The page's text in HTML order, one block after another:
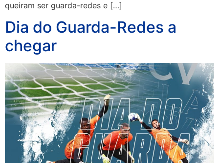
queiram ser guarda-redes e […]
Dia do Guarda-Redes a
chegar